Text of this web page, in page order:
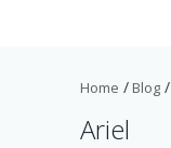
Home Blog
Ariel